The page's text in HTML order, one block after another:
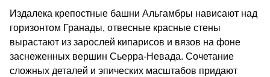
Издалека крепостные башни Альгамбры нависают над
горизонтом Гранады, отвесные красные стены
вырастают из зарослей кипарисов и вязов на фоне
заснеженных вершин Сьерра-Невада. Сочетание
сложных деталей и эпических масштабов придают